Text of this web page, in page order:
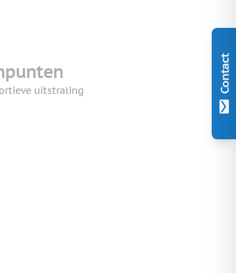
Contact
uitstraling